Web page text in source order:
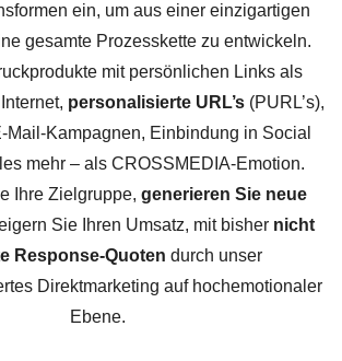
ein, um aus einer einzigartigen
gesamte Prozesskette zu entwickeln.
mit persönlichen Links als
personalisierte URL’s (PURL’s),
Mail-Kampagnen, Einbindung in Social
mehr – als CROSSMEDIA-Emotion.
Ihre Zielgruppe, generieren Sie neue
Sie Ihren Umsatz, mit bisher nicht
Response-Quoten durch unser
Direktmarketing auf hochemotionaler
Ebene.